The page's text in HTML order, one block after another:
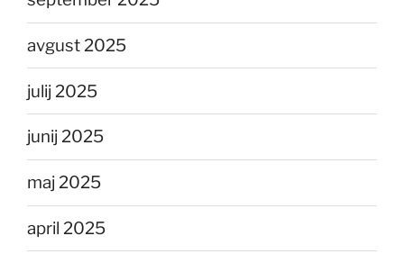
avgust 2025
julij 2025
junij 2025
maj 2025
april 2025